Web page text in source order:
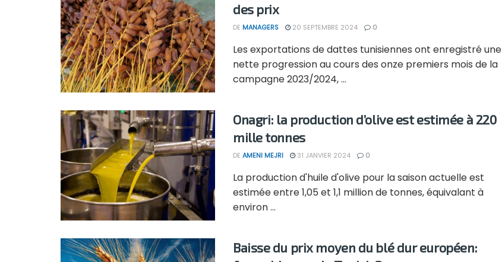
des prix
DE MANAGERS 20 SEPTEMBRE 2024 0
Les exportations de dattes tunisiennes ont enregistré une
nette progression au cours des onze premiers mois de la
campagne 2023/2024, ...
Onagri: la production d’olive est estimée à 220
mille tonnes
DE AMENI MEJRI 31 JANVIER 2024 0
La production d'huile d'olive pour la saison actuelle est
estimée entre 1,05 et 1,1 million de tonnes, équivalant à
environ ...
Baisse du prix moyen du blé dur européen: